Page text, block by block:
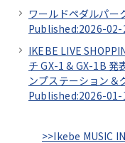
ワールドペダルパー
Published:2026-
IKEBE LIVE
チ GX-1 & GX-1B
ンプステーション＆
Published:2026-
>>Ikebe MUSIC